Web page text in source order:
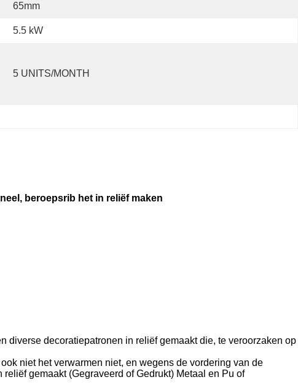
65mm
5.5 kW
5 UNITS/MONTH
beroepsrib het in reliëf maken
decoratiepatronen in reliëf gemaakt die, te veroorzaken op
niet het verwarmen niet, en wegens de vordering van de
gemaakt (Gegraveerd of Gedrukt) Metaal en Pu of